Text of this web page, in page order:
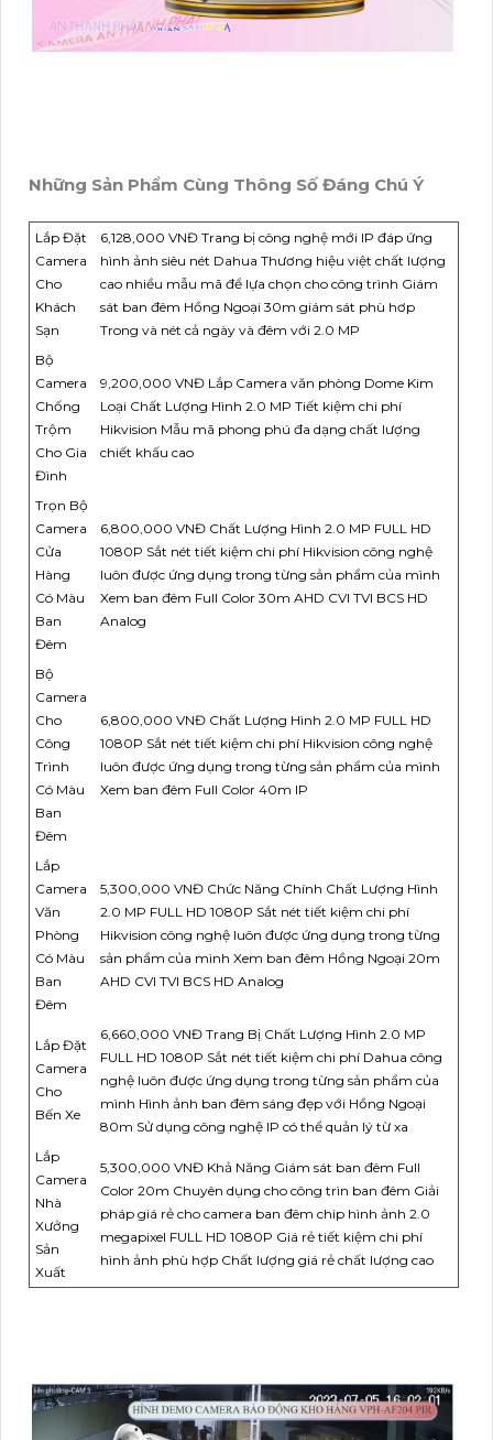
Những Sản Phẩm Cùng Thông Số Đáng Chú Ý
Lắp Đặt
Camera
Cho
Khách
Sạn
6,128,000 VNĐ Trang bị công nghệ mới IP đáp ứng
hình ảnh siêu nét Dahua Thương hiệu việt chất lượng
cao nhiều mẫu mã để lựa chọn cho công trình Giám
sát ban đêm Hồng Ngoại 30m giám sát phù hơp
Trong và nét cả ngày và đêm với 2.0 MP
Bộ
Camera
Chống
Trộm
Cho Gia
Đình
9,200,000 VNĐ Lắp Camera văn phòng Dome Kim
Loại Chất Lượng Hình 2.0 MP Tiết kiệm chi phí
Hikvision Mẫu mã phong phú đa dạng chất lượng
chiết khấu cao
Trọn Bộ
Camera
Cửa
Hàng
Có Màu
Ban
Đêm
6,800,000 VNĐ Chất Lượng Hình 2.0 MP FULL HD
1080P Sắt nét tiết kiệm chi phí Hikvision công nghệ
luôn được ứng dụng trong từng sản phẩm của mình
Xem ban đêm Full Color 30m AHD CVI TVI BCS HD
Analog
Bộ
Camera
Cho
Công
Trình
Có Màu
Ban
Đêm
6,800,000 VNĐ Chất Lượng Hình 2.0 MP FULL HD
1080P Sắt nét tiết kiệm chi phí Hikvision công nghệ
luôn được ứng dụng trong từng sản phẩm của mình
Xem ban đêm Full Color 40m IP
Lắp
Camera
Văn
Phòng
Có Màu
Ban
Đêm
5,300,000 VNĐ Chức Năng Chính Chất Lượng Hình
2.0 MP FULL HD 1080P Sắt nét tiết kiệm chi phí
Hikvision công nghệ luôn được ứng dụng trong từng
sản phẩm của mình Xem ban đêm Hồng Ngoại 20m
AHD CVI TVI BCS HD Analog
Lắp Đặt
Camera
Cho
Bến Xe
6,660,000 VNĐ Trang Bị Chất Lượng Hình 2.0 MP
FULL HD 1080P Sắt nét tiết kiệm chi phí Dahua công
nghệ luôn được ứng dụng trong từng sản phẩm của
mình Hình ảnh ban đêm sáng đẹp với Hồng Ngoại
80m Sử dụng công nghệ IP có thể quản lý từ xa
Lắp
Camera
Nhà
Xưởng
Sản
Xuất
5,300,000 VNĐ Khả Năng Giám sát ban đêm Full
Color 20m Chuyên dụng cho công trìn ban đêm Giải
pháp giá rẻ cho camera ban đêm chip hình ảnh 2.0
megapixel FULL HD 1080P Giá rẻ tiết kiệm chi phí
hình ảnh phù hợp Chất lượng giá rẻ chất lượng cao